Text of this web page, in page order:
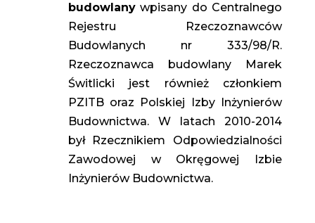
budowlanywpisany do Centralnego
Rejestru Rzeczoznawców
Budowlanych nr 333/98/R.
Rzeczoznawca budowlany Marek
Świtlicki jest również członkiem
PZITB oraz Polskiej Izby Inżynierów
Budownictwa. W latach 2010-2014
był Rzecznikiem Odpowiedzialności
Zawodowej w Okręgowej Izbie
Inżynierów Budownictwa.